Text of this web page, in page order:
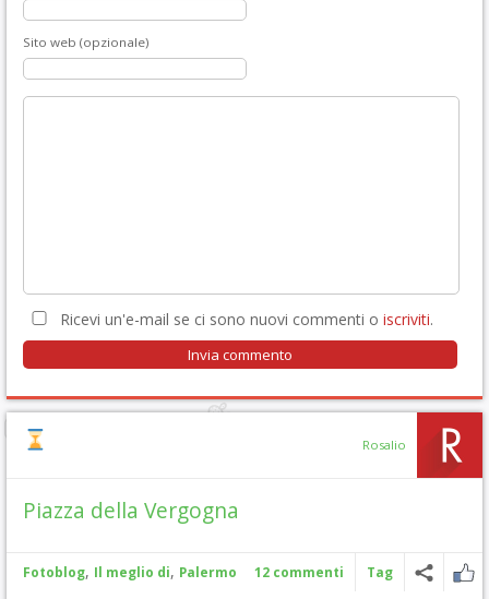
Sito web (opzionale)
Ricevi un'e-mail se ci sono nuovi commenti o iscriviti.
Rosalio
Piazza della Vergogna
Fotoblog, Il meglio di, Palermo 12 commenti Tag